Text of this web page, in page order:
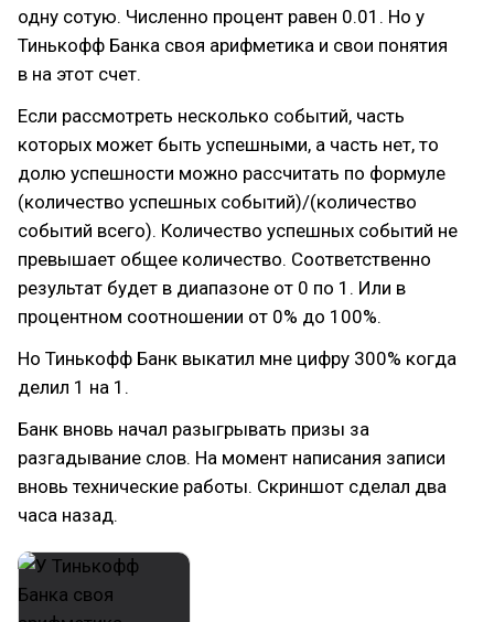
одну сотую. Численно процент равен 0.01. Но у
Тинькофф Банка своя арифметика и свои понятия
в на этот счет.
Если рассмотреть несколько событий, часть
которых может быть успешными, а часть нет, то
долю успешности можно рассчитать по формуле
(количество успешных событий)/(количество
событий всего). Количество успешных событий не
превышает общее количество. Соответственно
результат будет в диапазоне от 0 по 1. Или в
процентном соотношении от 0% до 100%.
Но Тинькофф Банк выкатил мне цифру 300% когда
делил 1 на 1.
Банк вновь начал разыгрывать призы за
разгадывание слов. На момент написания записи
вновь технические работы. Скриншот сделал два
часа назад.